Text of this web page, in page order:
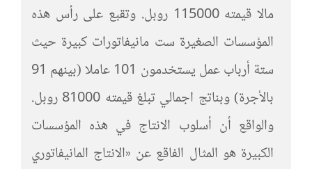
مالا قيمته 115000 روبل. وتقبع على رأس هذه
المؤسسات الصغيرة ست مانيفاتورات كبيرة حيث
ستة أرباب عمل يستخدمون 101 عاملا (بينهم 91
بالأجرة) وبناتج اجمالي تبلغ قيمته 81000 روبل.
والواقع أن أسلوب الانتاج في هذه المؤسسات
الكبيرة هو المثال الفاقع عن «الانتاج المانيفاتوري